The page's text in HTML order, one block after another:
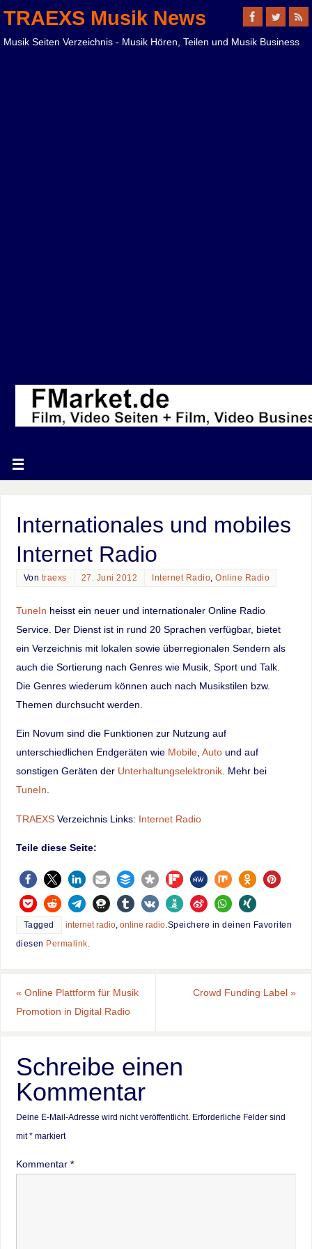
TRAEXS Musik News
Musik Seiten Verzeichnis - Musik Hören, Teilen und Musik Business
Internationales und mobiles
Internet Radio
Von traexs 27. Juni 2012 Internet Radio ,Online Radio
TuneIn heisst ein neuer und internationaler Online Radio
Service. Der Dienst ist in rund 20 Sprachen verfügbar, bietet
ein Verzeichnis mit lokalen sowie überregionalen Sendern als
auch die Sortierung nach Genres wie Musik, Sport und Talk.
Die Genres wiederum können auch nach Musikstilen bzw.
Themen durchsucht werden.
Ein Novum sind die Funktionen zur Nutzung auf
unterschiedlichen Endgeräten wie Mobile, Autound auf
sonstigen Geräten der Unterhaltungselektronik. Mehr bei
TuneIn
TRAEXSVerzeichnis Links: Internet Radio
Teile diese Seite:
Tagged internet radio, online radio.Speichere in deinen Favoriten
diesen Permalink.
« Online Plattform für Musik
Promotion in Digital Radio
Crowd Funding Label»
Schreibe einen
Kommentar
Deine E-Mail-Adresse wird nicht veröffentlicht. Erforderliche Felder sind
mit*markiert
Kommentar *